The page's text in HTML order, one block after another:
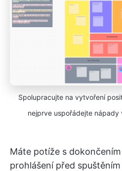
Spolupracujte na vytvoření
nejprve uspořádejte nápady
Máte potíže s
prohlášení před